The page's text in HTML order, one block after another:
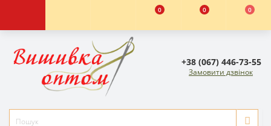
0 0 0
+38 (067) 446-73-55
Замовити дзвінок